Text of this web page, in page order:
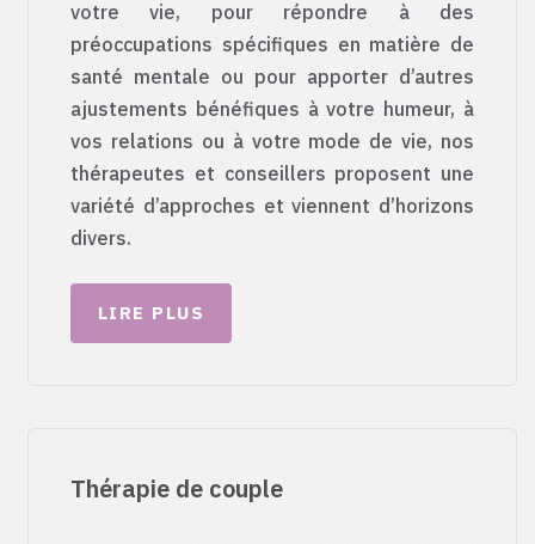
votre vie, pour répondre à des
préoccupations spécifiques en matière de
santé mentale ou pour apporter d’autres
ajustements bénéfiques à votre humeur, à
vos relations ou à votre mode de vie, nos
thérapeutes et conseillers proposent une
variété d’approches et viennent d’horizons
divers.
LIRE PLUS
Thérapie de couple